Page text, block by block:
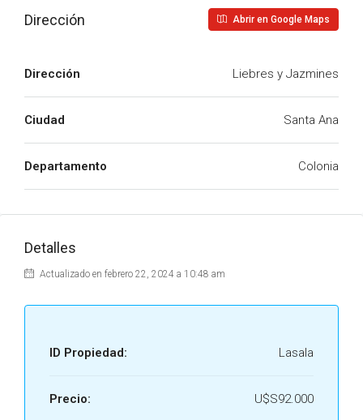
Dirección Abrir en Google Maps
Dirección Liebres y Jazmines
Ciudad Santa Ana
Departamento Colonia
Detalles
Actualizado en febrero 22, 2024 a 10:48 am
ID Propiedad: Lasala
Precio: U$S92.000